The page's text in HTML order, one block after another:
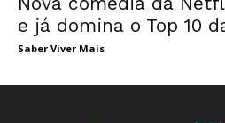
e já domina o Top 10
Saber Viver Mais